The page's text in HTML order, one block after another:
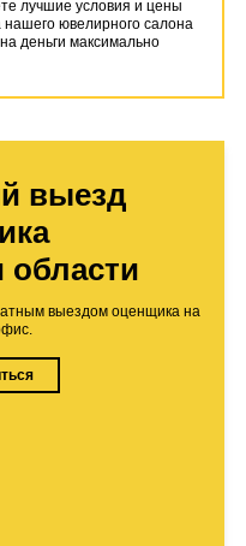
лучшие условия и цены
ювелирного салона
деньги максимально
выезд
области
выездом оценщика на